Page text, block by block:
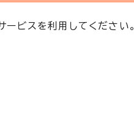
ビスを利用してください。